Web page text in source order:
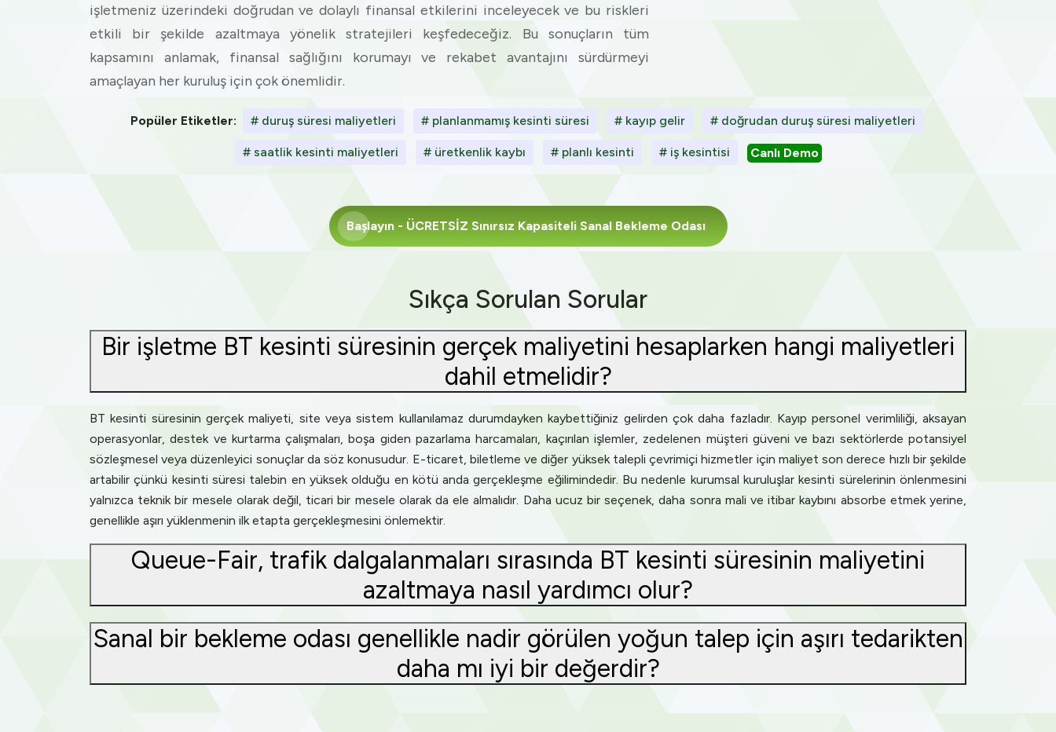
işletmeniz üzerindeki doğrudan ve dolaylı finansal etkilerini inceleyecek ve bu riskleri
etkili bir şekilde azaltmaya yönelik stratejileri keşfedeceğiz. Bu sonuçların tüm
kapsamını anlamak, finansal sağlığını korumayı ve rekabet avantajını sürdürmeyi
amaçlayan her kuruluş için çok önemlidir.
Popüler Etiketler: # duruş süresi maliyetleri # planlanmamış kesinti süresi # kayıp gelir # doğrudan duruş süresi maliyetleri
# saatlik kesinti maliyetleri # üretkenlik kaybı # planlı kesinti # iş kesintisi Canlı Demo
Başlayın- ÜCRETSİZ Sınırsız Kapasiteli Sanal Bekleme Odası
Sıkça Sorulan Sorular
Bir işletme BT kesinti süresinin gerçek maliyetini hesaplarken hangi maliyetleri
dahil etmelidir?
BT kesinti süresinin gerçek maliyeti, site veya sistem kullanılamaz durumdayken kaybettiğiniz gelirden çok daha fazladır. Kayıp personel verimliliği, aksayan
operasyonlar, destek ve kurtarma çalışmaları, boşa giden pazarlama harcamaları, kaçırılan işlemler, zedelenen müşteri güveni ve bazı sektörlerde potansiyel
sözleşmesel veya düzenleyici sonuçlar da söz konusudur. E-ticaret, biletleme ve diğer yüksek talepli çevrimiçi hizmetler için maliyet son derece hızlı bir şekilde
artabilir çünkü kesinti süresi talebin en yüksek olduğu en kötü anda gerçekleşme eğilimindedir. Bu nedenle kurumsal kuruluşlar kesinti sürelerinin önlenmesini
yalnızca teknik bir mesele olarak değil, ticari bir mesele olarak da ele almalıdır. Daha ucuz bir seçenek, daha sonra mali ve itibar kaybını absorbe etmek yerine,
genellikle aşırı yüklenmenin ilk etapta gerçekleşmesini önlemektir.
Queue-Fair, trafik dalgalanmaları sırasında BT kesinti süresinin maliyetini
azaltmaya nasıl yardımcı olur?
Sanal bir bekleme odası genellikle nadir görülen yoğun talep için aşırı tedarikten
daha mı iyi bir değerdir?